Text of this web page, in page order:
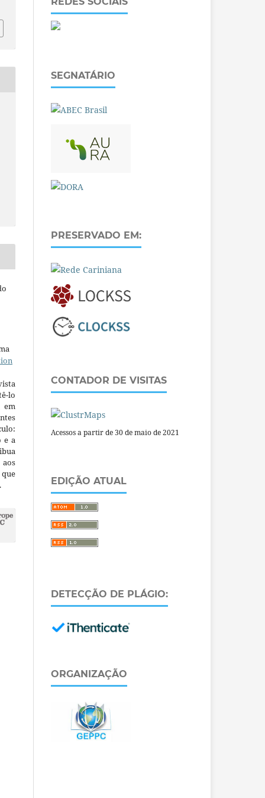
lo
em
e a
SEGNATÁRIO
PRESERVADO EM:
CONTADOR DE VISITAS
Acessos a partir de 30 de maio de 2021
EDIÇÃO ATUAL
DETECÇÃO DE PLÁGIO:
ORGANIZAÇÃO